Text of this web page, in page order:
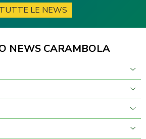
TUTTE LE NEWS
NEWS CARAMBOLA